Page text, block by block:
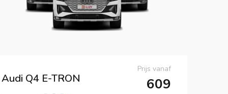
Audi Q4 E-TRON
Prijs vanaf
609